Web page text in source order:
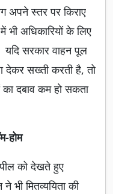
अपने स्तर पर किराए
भी अधिकारियों के लिए
सरकार वाहन पूल
देकर सख्ती करती है, तो
दबाव कम हो सकता
होम
को देखते हुए
भी मितव्ययिता की